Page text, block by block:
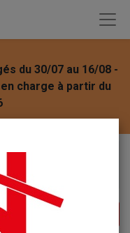
du 30/07 au 16/08 -
charge à partir du